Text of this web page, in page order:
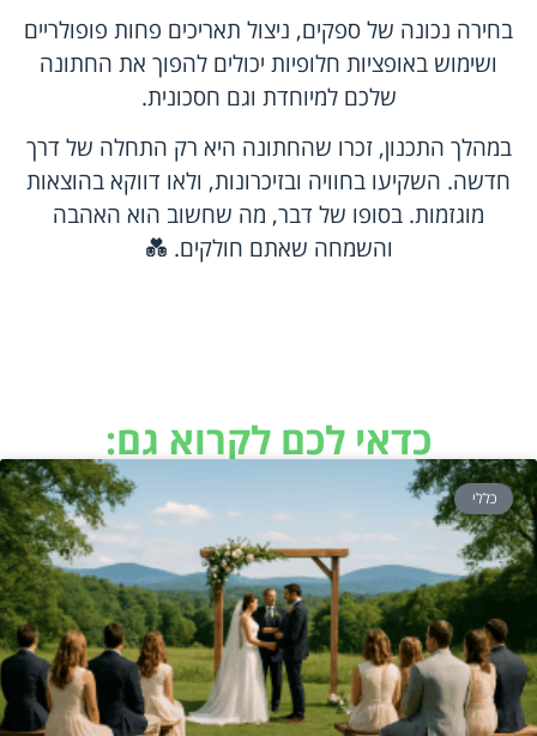
בחירה נכונה של ספקים, ניצול תאריכים פחות פופולריים
ושימוש באופציות חלופיות יכולים להפוך את החתונה
שלכם למיוחדת וגם חסכונית.
במהלך התכנון, זכרו שהחתונה היא רק התחלה של דרך
חדשה. השקיעו בחוויה ובזיכרונות, ולאו דווקא בהוצאות
מוגזמות. בסופו של דבר, מה שחשוב הוא האהבה
והשמחה שאתם חולקים. 💑
כדאי לכם לקרוא גם:
כללי